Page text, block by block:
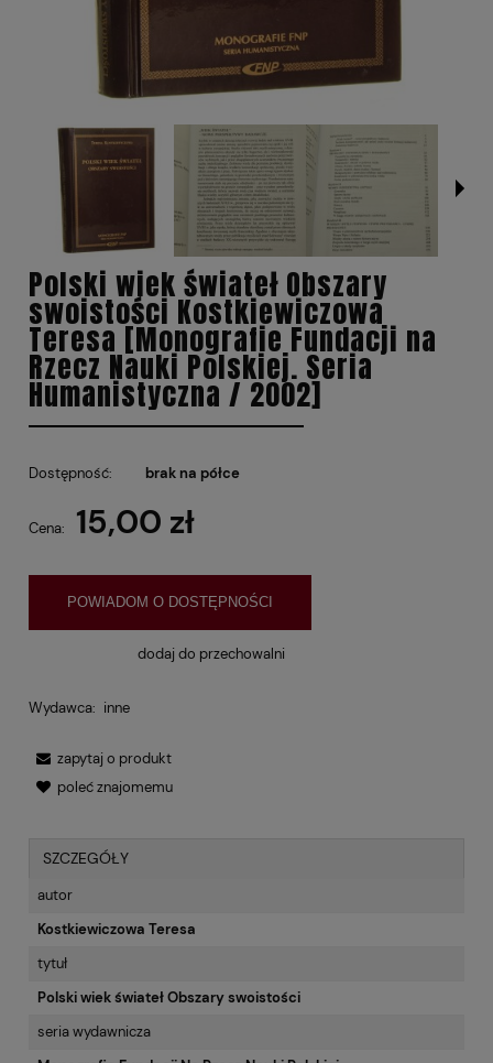
Polski wiek świateł Obszary
swoistości Kostkiewiczowa
Teresa [Monografie Fundacji na
Rzecz Nauki Polskiej. Seria
Humanistyczna / 2002]
Dostępność: brak na półce
Cena: 15,00 zł
POWIADOM O DOSTĘPNOŚCI
dodaj do przechowalni
Wydawca: inne
zapytaj o produkt
poleć znajomemu
SZCZEGÓŁY
autor
Kostkiewiczowa Teresa
tytuł
Polski wiek świateł Obszary swoistości
seria wydawnicza